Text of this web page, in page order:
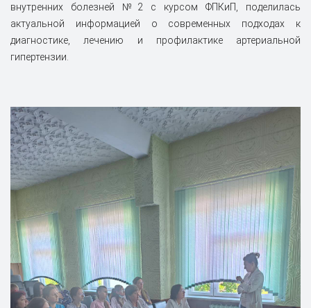
внутренних болезней №2 с курсом ФПКиП, поделилась
актуальной информацией о современных подходах к
диагностике, лечению и профилактике артериальной
гипертензии.